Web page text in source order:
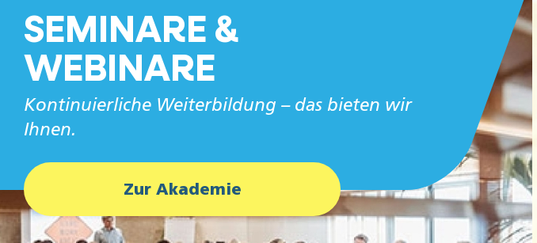
SEMINARE &
WEBINARE
Kontinuierliche Weiterbildung – das bieten wir
Ihnen.
Zur Akademie